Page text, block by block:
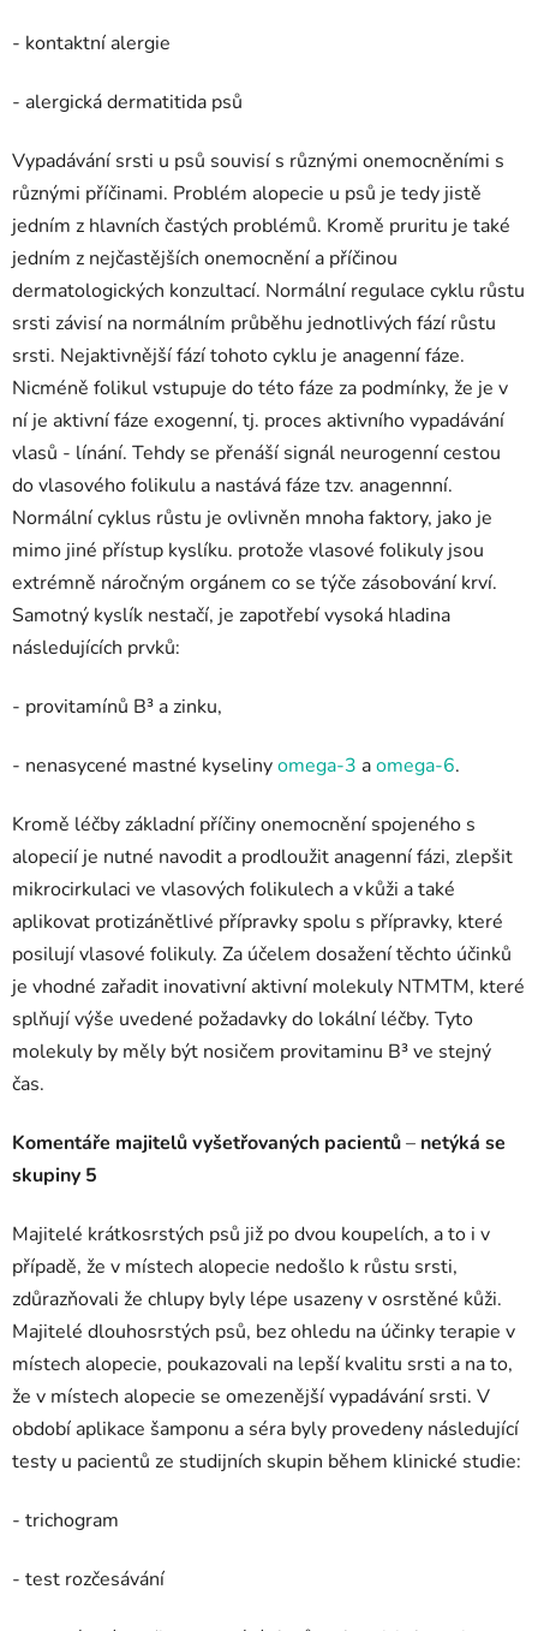
- kontaktní alergie
- alergická dermatitida psů
Vypadávání srsti u psů souvisí s různými onemocněními s
různými příčinami. Problém alopecie u psů je tedy jistě
jedním z hlavních častých problémů. Kromě pruritu je také
jedním z nejčastějších onemocnění a příčinou
dermatologických konzultací. Normální regulace cyklu růstu
srsti závisí na normálním průběhu jednotlivých fází růstu
srsti. Nejaktivnější fází tohoto cyklu je anagenní fáze.
Nicméně folikul vstupuje do této fáze za podmínky, že je v
ní je aktivní fáze exogenní, tj. proces aktivního vypadávání
vlasů - línání. Tehdy se přenáší signál neurogenní cestou
do vlasového folikulu a nastává fáze tzv. anagennní.
Normální cyklus růstu je ovlivněn mnoha faktory, jako je
mimo jiné přístup kyslíku. protože vlasové folikuly jsou
extrémně náročným orgánem co se týče zásobování krví.
Samotný kyslík nestačí, je zapotřebí vysoká hladina
následujících prvků:
- provitamínů B³ a zinku,
- nenasycené mastné kyselinyomega-3 aomega-6.
Kromě léčby základní příčiny onemocnění spojeného s
alopecií je nutné navodit a prodloužit anagenní fázi, zlepšit
mikrocirkulaci ve vlasových folikulech a v kůži a také
aplikovat protizánětlivé přípravky spolu s přípravky, které
posilují vlasové folikuly. Za účelem dosažení těchto účinků
je vhodné zařadit inovativní aktivní molekuly NTMTM, které
splňují výše uvedené požadavky do lokální léčby. Tyto
molekuly by měly být nosičem provitaminu B³ ve stejný
čas.
Komentáře majitelů vyšetřovaných pacientů– netýká se
skupiny 5
Majitelé krátkosrstých psů již po dvou koupelích, a to i v
případě, že v místech alopecie nedošlo k růstu srsti,
zdůrazňovali že chlupy byly lépe usazeny v osrstěné kůži.
Majitelé dlouhosrstých psů, bez ohledu na účinky terapie v
místech alopecie, poukazovali na lepší kvalitu srsti a na to,
že v místech alopecie se omezenější vypadávání srsti. V
období aplikace šamponu a séra byly provedeny následující
testy u pacientů ze studijních skupin během klinické studie:
- trichogram
- test rozčesávání